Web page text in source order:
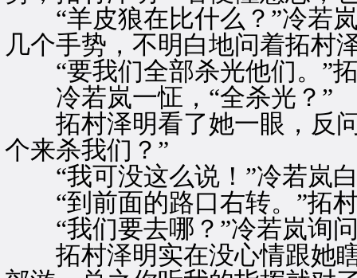
“羊皮狼在比什么？”冷若岚
几个手势，不明白地问着拓村
“要我们全部杀光他们。”拓
冷若岚一怔，“全杀光？”
拓村泽明看了她一眼，反问
个来杀我们？”
“我可没这么说！”冷若岚
“到前面的路口右转。”拓村
“我们要去哪？”冷若岚询
拓村泽明实在没心情跟她瞎